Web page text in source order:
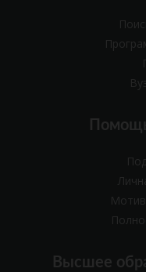
Высшее